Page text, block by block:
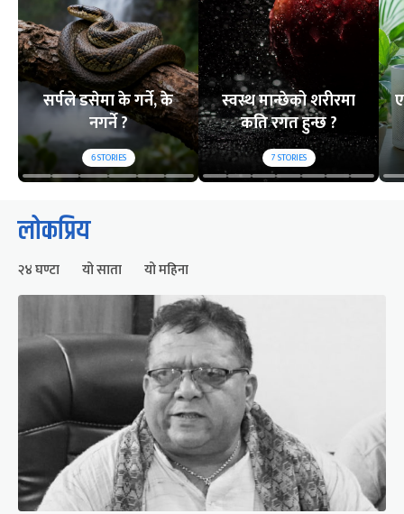
सर्पले डसेमा के गर्ने, के
नगर्ने ?
6STORIES
स्वस्थ मान्छेको शरीरमा
कति रगत हुन्छ ?
7STORIES
लोकप्रिय
२४ घण्टा यो साता यो महिना